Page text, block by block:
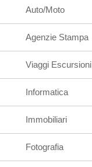
Auto/Moto
Agenzie Stampa
Viaggi Escursioni
Informatica
Immobiliari
Fotografia